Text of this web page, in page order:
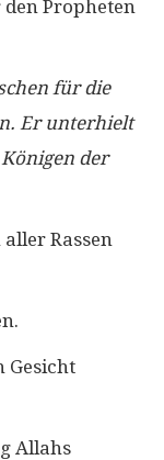
Propheten
für die
Er unterhielt
der
Rassen
Gesicht
Allahs